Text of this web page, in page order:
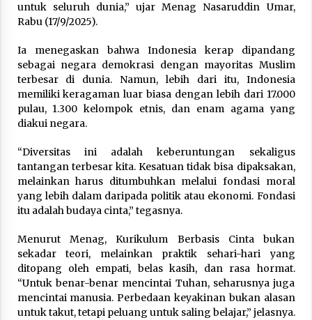
untuk seluruh dunia,” ujar Menag Nasaruddin Umar,
Rabu (17/9/2025).
Ia menegaskan bahwa Indonesia kerap dipandang
sebagai negara demokrasi dengan mayoritas Muslim
terbesar di dunia. Namun, lebih dari itu, Indonesia
memiliki keragaman luar biasa dengan lebih dari 17.000
pulau, 1.300 kelompok etnis, dan enam agama yang
diakui negara.
“Diversitas ini adalah keberuntungan sekaligus
tantangan terbesar kita. Kesatuan tidak bisa dipaksakan,
melainkan harus ditumbuhkan melalui fondasi moral
yang lebih dalam daripada politik atau ekonomi. Fondasi
itu adalah budaya cinta,” tegasnya.
Menurut Menag, Kurikulum Berbasis Cinta bukan
sekadar teori, melainkan praktik sehari-hari yang
ditopang oleh empati, belas kasih, dan rasa hormat.
“Untuk benar-benar mencintai Tuhan, seharusnya juga
mencintai manusia. Perbedaan keyakinan bukan alasan
untuk takut, tetapi peluang untuk saling belajar,” jelasnya.